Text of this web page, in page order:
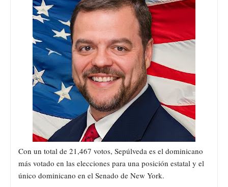
Con un total de 21,467 votos, Sepúlveda es el dominicano
más votado en las elecciones para una posición estatal y el
único dominicano en el Senado de New York.